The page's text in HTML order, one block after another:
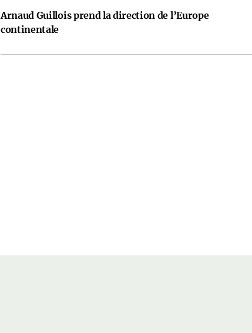
Arnaud Guillois prend la direction de l’Europe
continentale